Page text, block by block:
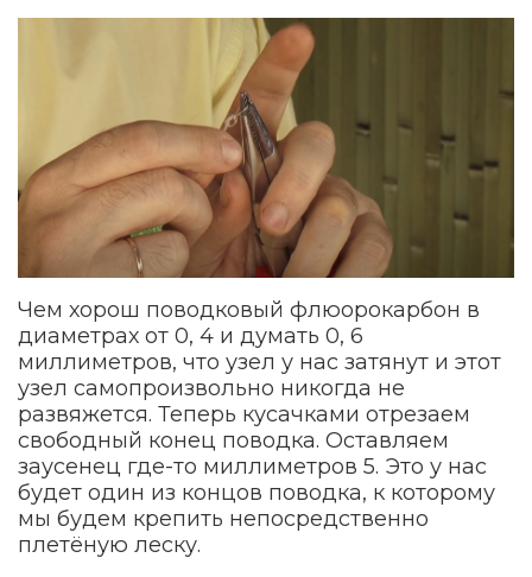
Чем хорош поводковый флюорокарбон в
диаметрах от 0, 4 и думать 0, 6
миллиметров, что узел у нас затянут и этот
узел самопроизвольно никогда не
развяжется. Теперь кусачками отрезаем
свободный конец поводка. Оставляем
заусенец где-то миллиметров 5. Это у нас
будет один из концов поводка, к которому
мы будем крепить непосредственно
плетёную леску.